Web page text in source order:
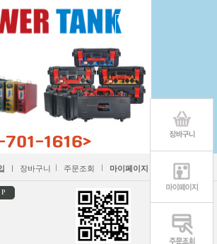
ㅣ 장바구니 ㅣ 주문조회 ㅣ 마이페이지